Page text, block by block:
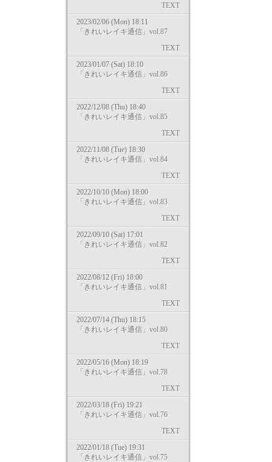
TEXT
2023/02/06 (Mon) 18:11
「きれいレイキ通信」vol.87
TEXT
2023/01/07 (Sat) 18:10
「きれいレイキ通信」vol.86
TEXT
2022/12/08 (Thu) 18:40
「きれいレイキ通信」vol.85
TEXT
2022/11/08 (Tue) 18:30
「きれいレイキ通信」vol.84
TEXT
2022/10/10 (Mon) 18:00
「きれいレイキ通信」vol.83
TEXT
2022/09/10 (Sat) 17:01
「きれいレイキ通信」vol.82
TEXT
2022/08/12 (Fri) 18:00
「きれいレイキ通信」vol.81
TEXT
2022/07/14 (Thu) 18:15
「きれいレイキ通信」vol.80
TEXT
2022/05/16 (Mon) 18:19
「きれいレイキ通信」vol.78
TEXT
2022/03/18 (Fri) 19:21
「きれいレイキ通信」vol.76
TEXT
2022/01/18 (Tue) 19:31
「きれいレイキ通信」vol.75